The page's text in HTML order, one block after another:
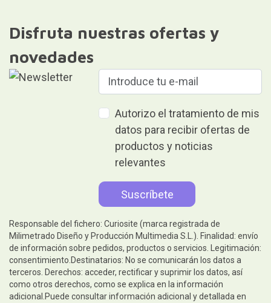
Disfruta nuestras ofertas y
novedades
Autorizo el tratamiento de mis
datos para recibir ofertas de
productos y noticias
relevantes
Responsable del fichero: Curiosite (marca registrada de
Milimetrado Diseño y Producción Multimedia S.L.). Finalidad: envío
de información sobre pedidos, productos o servicios. Legitimación:
consentimiento.Destinatarios: No se comunicarán los datos a
terceros. Derechos: acceder, rectificar y suprimir los datos, así
como otros derechos, como se explica en la información
adicional.Puede consultar información adicional y detallada en